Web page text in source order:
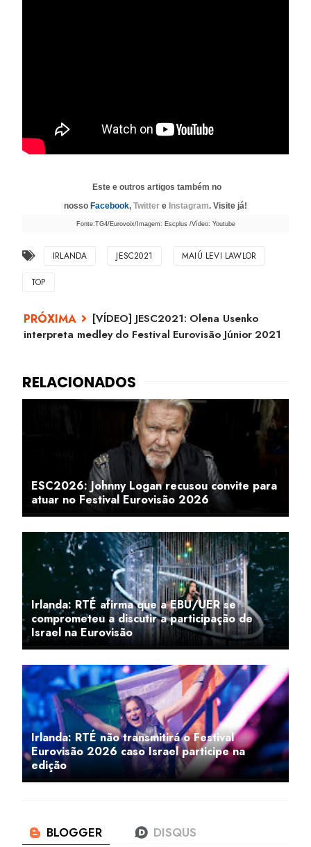
Este e outros artigos também no
nosso Facebook, Twitter e Instagram. Visite já!
Fonte:TG4/Eurovoix/Imagem: Escplus /Vídeo: Youtube
IRLANDA JESC2021 MAIÚ LEVI LAWLOR
TOP
[VÍDEO] JESC2021: Olena Usenko
interpreta medley do Festival Eurovisão Júnior 2021
ESC2026: Johnny Logan recusou convite para
atuar no Festival Eurovisão 2026
Irlanda: RTÉ afirma que a EBU/UER se
comprometeu a discutir a participação de
Israel na Eurovisão
Irlanda: RTÉ não transmitirá o Festival
Eurovisão 2026 caso Israel participe na
edição